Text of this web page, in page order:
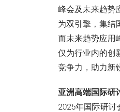
峰会及未来趋势
为双引擎，集结
而未来趋势应用
仅为行业内的创
竞争力，助力新
亚洲高端国际研
2025年国际研